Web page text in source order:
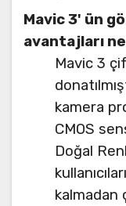
Mavic 3' ün
avantajları
Mavic 3
kamera
CMOS
Doğal
kalmadan